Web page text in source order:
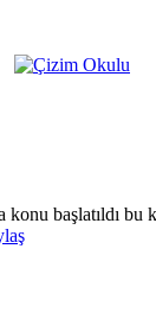
konu başlatıldı bu